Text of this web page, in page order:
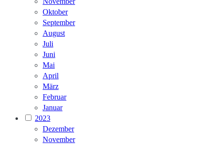
Oktober
September
August
Juli
Juni
Mai
April
März
Februar
Januar
2023
Dezember
November